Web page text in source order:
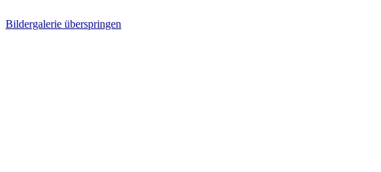
Bildergalerie überspringen